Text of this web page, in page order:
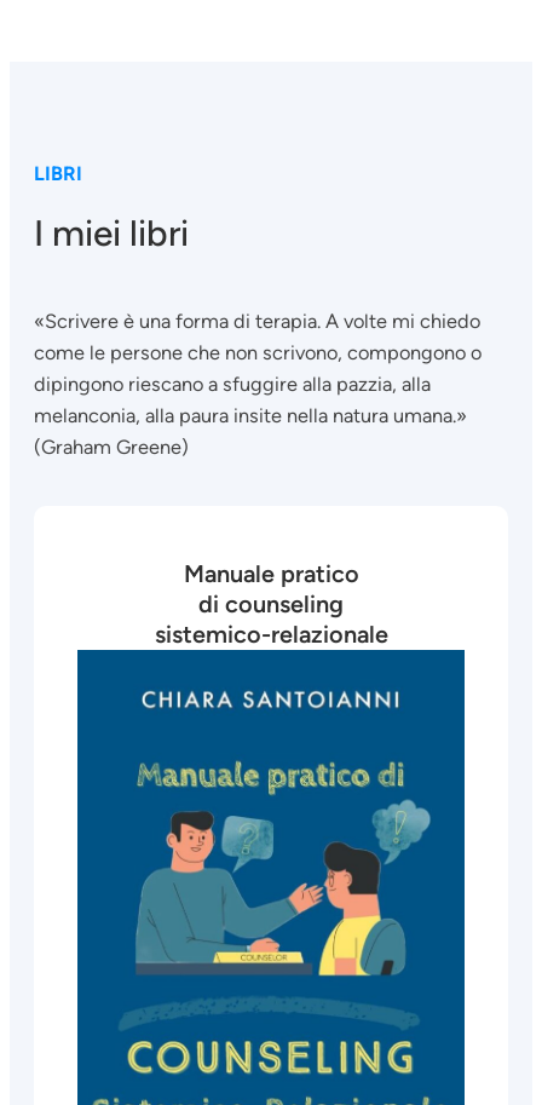
LIBRI
I miei libri
«Scrivere è una forma di terapia. A volte mi chiedo
come le persone che non scrivono, compongono o
dipingono riescano a sfuggire alla pazzia, alla
melanconia, alla paura insite nella natura umana.»
(Graham Greene)
Manuale pratico
di counseling
sistemico-relazionale